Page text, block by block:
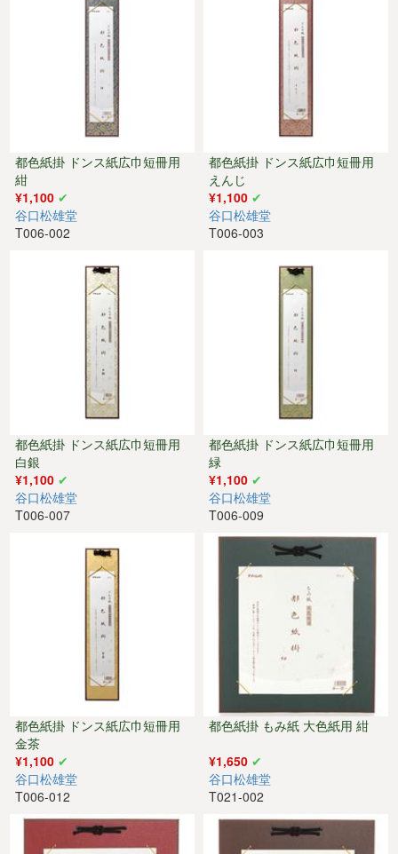
都色紙掛 ドンス紙広巾短冊用
紺
¥1,100
谷口松雄堂
T006-002
都色紙掛 ドンス紙広巾短冊用
えんじ
¥1,100
谷口松雄堂
T006-003
都色紙掛 ドンス紙広巾短冊用
白銀
¥1,100
谷口松雄堂
T006-007
都色紙掛 ドンス紙広巾短冊用
緑
¥1,100
谷口松雄堂
T006-009
都色紙掛 ドンス紙広巾短冊用
金茶
¥1,100
谷口松雄堂
T006-012
都色紙掛 もみ紙 大色紙用 紺
¥1,650
谷口松雄堂
T021-002